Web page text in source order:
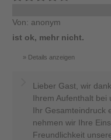
Von: anonym
ist ok, mehr nicht.
Details anzeigen
Lieber Gast, wir
Ihrem Aufenthalt bei
Ihr Gesamteindruck
nehmen wir Ihre
Freundlichkeit